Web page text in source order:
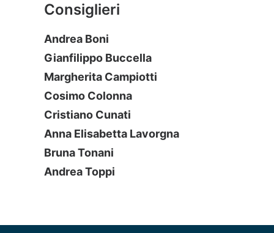
Consiglieri
Andrea Boni
Gianfilippo Buccella
Margherita Campiotti
Cosimo Colonna
Cristiano Cunati
Anna Elisabetta Lavorgna
Bruna Tonani
Andrea Toppi